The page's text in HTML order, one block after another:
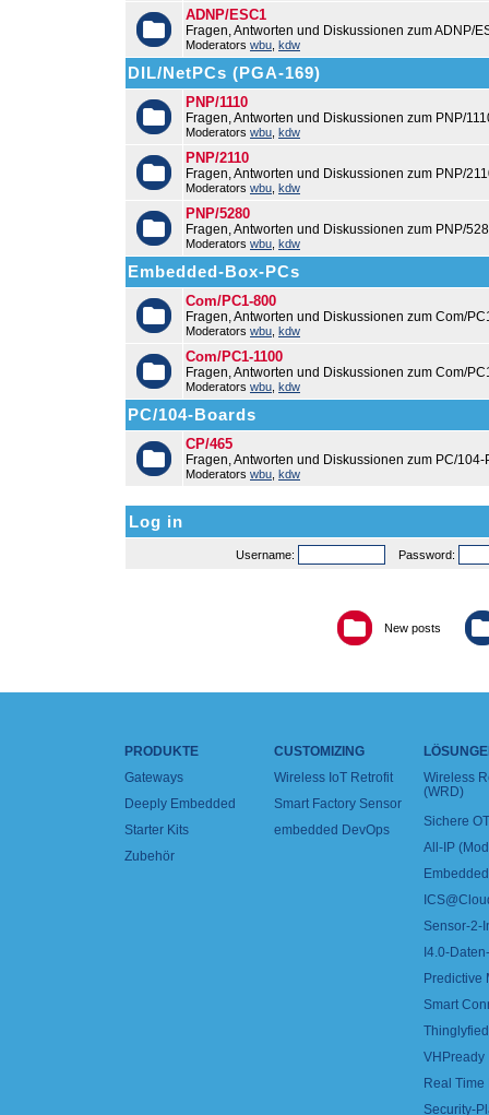
ADNP/ESC1
Fragen, Antworten und Diskussionen zum ADNP/
Moderators wbu kdw
DIL/NetPCs (PGA-169)
PNP/1110
Fragen, Antworten und Diskussionen zum PNP/
Moderators wbu kdw
PNP/2110
Fragen, Antworten und Diskussionen zum PNP/
Moderators wbu kdw
PNP/5280
Fragen, Antworten und Diskussionen zum PNP/
Moderators wbu kdw
Embedded-Box-PCs
Com/PC1-800
Fragen, Antworten und Diskussionen zum Com/
Moderators wbu kdw
Com/PC1-1100
Fragen, Antworten und Diskussionen zum Com/
Moderators wbu kdw
PC/104-Boards
CP/465
Fragen, Antworten und Diskussionen zum PC/
Moderators wbu kdw
Log in
Username: Password:
New posts
PRODUKTE
Gateways
Deeply Embedded
Starter Kits
Zubehör
CUSTOMIZING
Wireless IoT Retrofit
Smart Factory Sensor
embedded DevOps
Wireless
(WRD)
Sichere
All-IP
Sensor-2-
I4.0-
Predictive
Smart
VHPready
Real
Security-